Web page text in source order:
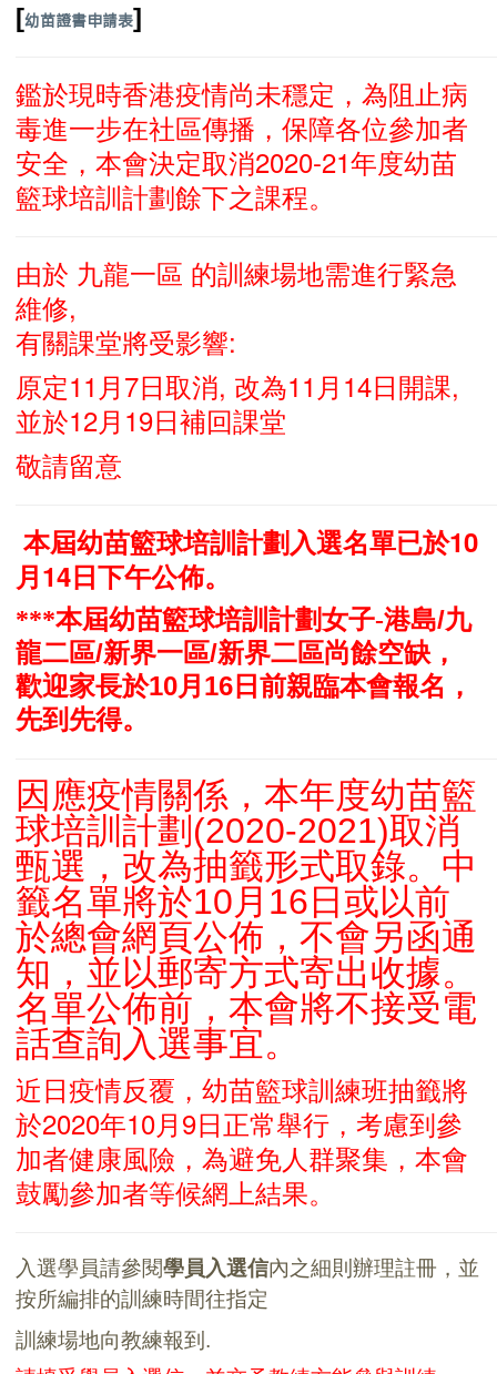
[幼苗證書申請表]
鑑於現時香港疫情尚未穩定，為阻止病
毒進一步在社區傳播，保障各位參加者
安全，本會決定取消2020-21年度幼苗
籃球培訓計劃餘下之課程。
由於 九龍一區 的訓練場地需進行緊急
維修,
有關課堂將受影響:
原定11月7日取消, 改為11月14日開課,
並於12月19日補回課堂
敬請留意
本屆幼苗籃球培訓計劃入選名單已於10
月14日下午公佈。
***本屆幼苗籃球培訓計劃女子-港島/九
龍二區/新界一區/新界二區尚餘空缺，
歡迎家長於10月16日前親臨本會報名，
先到先得。
因應疫情關係，本年度幼苗籃
球培訓計劃(2020-2021)取消
甄選，改為抽籤形式取錄。中
籤名單將於10月16日或以前
於總會網頁公佈，不會另函通
知，並以郵寄方式寄出收據。
名單公佈前，本會將不接受電
話查詢入選事宜。
近日疫情反覆，幼苗籃球訓練班抽籤將
於2020年10月9日正常舉行，考慮到參
加者健康風險，為避免人群聚集，本會
鼓勵參加者等候網上結果。
入選學員請參閱學員入選信內之細則辦理註冊，並
按所編排的訓練時間往指定
訓練場地向教練報到.